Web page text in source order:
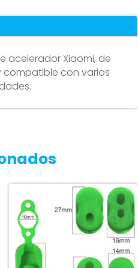
acelerador Xiaomi, de
con varios